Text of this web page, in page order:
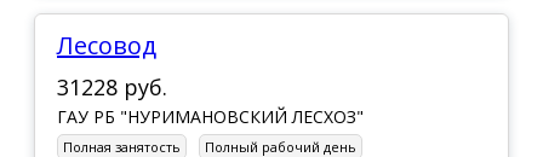
Лесовод
31228 руб.
ГАУ РБ "НУРИМАНОВСКИЙ ЛЕСХОЗ"
Полная занятость
Полный рабочий день